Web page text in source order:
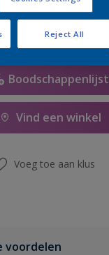
Boodschappenlijst
Vind een winkel
Voeg toe aan klus
voordelen
Reject All